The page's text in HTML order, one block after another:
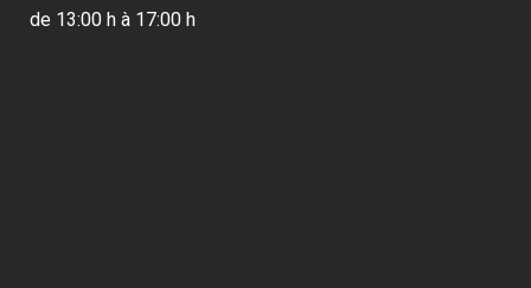
de 13:00 h à 17:00 h